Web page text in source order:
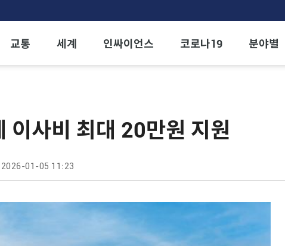
교통 세계 인싸이언스 코로나19 분야별
이사비 최대 20만원 지원
2026-01-05 11:23